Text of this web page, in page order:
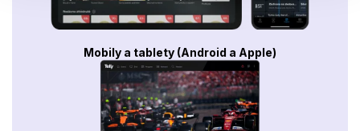
Mobily a tablety (Android a Apple)